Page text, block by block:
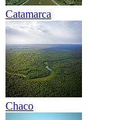
Catamarca
Chaco